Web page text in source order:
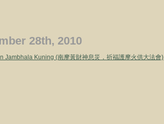
28th, 2010
Jambhala Kuning (南摩黃財神息災，祈福護摩火供大法會)